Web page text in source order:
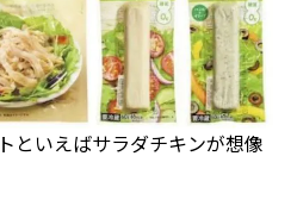
といえばサラダチキンが想像